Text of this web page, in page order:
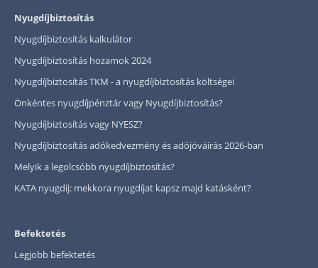
Nyugdíjbiztosítás
Nyugdíjbiztosítás kalkulátor
Nyugdíjbiztosítás hozamok 2024
Nyugdíjbiztosítás TKM - a nyugdíjbiztosítás költségei
Önkéntes nyugdíjpénztár vagy Nyugdíjbiztosítás?
Nyugdíjbiztosítás vagy NYESZ?
Nyugdíjbiztosítás adókedvezmény és adójóváírás 2026-ban
Melyik a legolcsóbb nyugdíjbiztosítás?
KATA nyugdíj: mekkora nyugdíjat kapsz majd katásként?
Befektetés
Legjobb befektetés